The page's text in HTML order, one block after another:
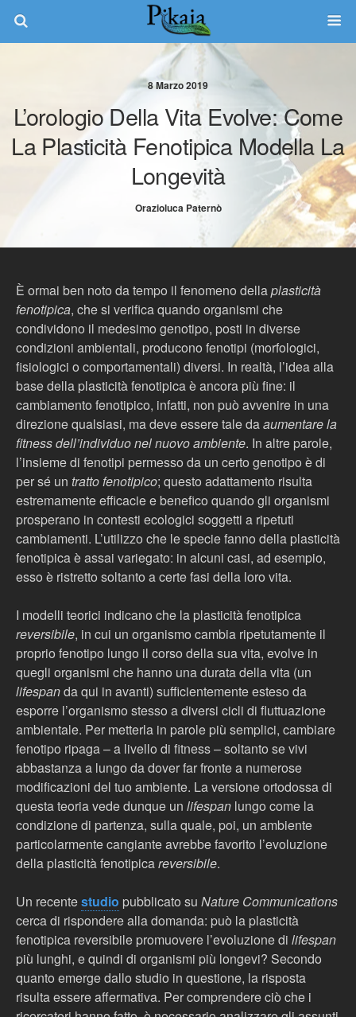
8 Marzo 2019
L’orologio Della Vita Evolve: Come
La Plasticità Fenotipica Modella La
Longevità
Orazioluca Paternò
È ormai ben noto da tempo il fenomeno dellaplasticità
fenotipica, che si verifica quando organismi che
condividono il medesimo genotipo, posti in diverse
condizioni ambientali, producono fenotipi (morfologici,
fisiologici o comportamentali) diversi. In realtà, l’idea alla
base della plasticità fenotipica è ancora più fine: il
cambiamento fenotipico, infatti, non può avvenire in una
direzione qualsiasi, ma deve essere tale daaumentare la
fitness dell’individuo nel nuovo ambiente. In altre parole,
l’insieme di fenotipi permesso da un certo genotipo è di
per sé un tratto fenotipico; questo adattamento risulta
estremamente efficacie e benefico quando gli organismi
prosperano in contesti ecologici soggetti a ripetuti
cambiamenti. L’utilizzo che le specie fanno della plasticità
fenotipica è assai variegato: in alcuni casi, ad esempio,
esso è ristretto soltanto a certe fasi della loro vita.
I modelli teorici indicano che la plasticità fenotipica
reversibile, in cui un organismo cambia ripetutamente il
proprio fenotipo lungo il corso della sua vita, evolve in
quegli organismi che hanno una durata della vita (un
lifespanda qui in avanti) sufficientemente esteso da
esporre l’organismo stesso a diversi cicli di fluttuazione
ambientale. Per metterla in parole più semplici, cambiare
fenotipo ripaga – a livello di fitness – soltanto se vivi
abbastanza a lungo da dover far fronte a numerose
modificazioni del tuo ambiente. La versione ortodossa di
questa teoria vede dunque un lifespan lungo come la
condizione di partenza, sulla quale, poi, un ambiente
particolarmente cangiante avrebbe favorito l’evoluzione
della plasticità fenotipicareversibile.
Un recentestudio pubblicato su Nature Communications
cerca di rispondere alla domanda: può la plasticità
fenotipica reversibile promuovere l’evoluzione di lifespan
più lunghi, e quindi di organismi più longevi? Secondo
quanto emerge dallo studio in questione, la risposta
risulta essere affermativa. Per comprendere ciò che i